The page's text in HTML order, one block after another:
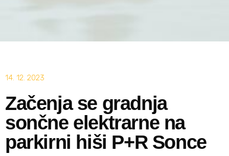
14. 12. 2023
Začenja se gradnja
sončne elektrarne na
parkirni hiši P+R Sonce